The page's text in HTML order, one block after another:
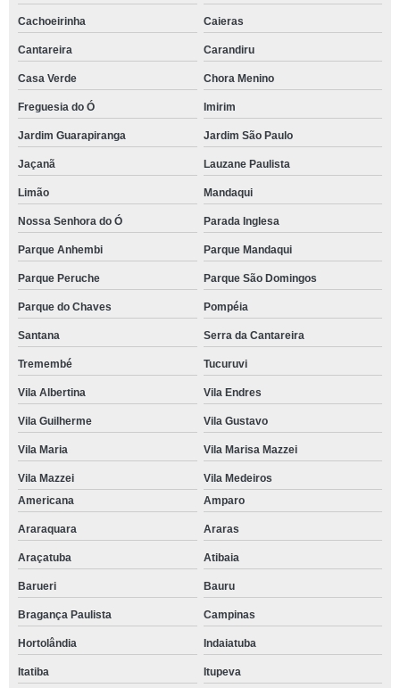
Cachoeirinha Caieras
Cantareira Carandiru
Casa Verde Chora Menino
Freguesia do Ó Imirim
Jardim Guarapiranga Jardim São Paulo
Jaçanã Lauzane Paulista
Limão Mandaqui
Nossa Senhora do Ó Parada Inglesa
Parque Anhembi Parque Mandaqui
Parque Peruche Parque São Domingos
Parque do Chaves Pompéia
Santana Serra da Cantareira
Tremembé Tucuruvi
Vila Albertina Vila Endres
Vila Guilherme Vila Gustavo
Vila Maria Vila Marisa Mazzei
Vila Mazzei
Vila Medeiros
Americana
Amparo
Araraquara Araras
Araçatuba Atibaia
Barueri Bauru
Bragança Paulista Campinas
Hortolândia Indaiatuba
Itatiba Itupeva